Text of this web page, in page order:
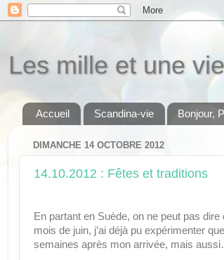
Les mille et une
Accueil Scandina-vie Bonjour,
DIMANCHE 14 OCTOBRE 2012
14.10.2012 : Fêtes et traditions
En partant en Suède, on ne peut pas
mois de juin, j’ai déjà pu expérimenter
semaines après mon arrivée, mais